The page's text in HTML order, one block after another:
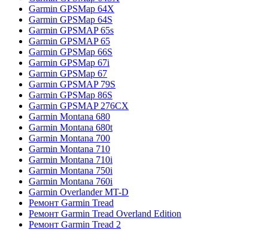
Garmin GPSMap 64X
Garmin GPSMap 64S
Garmin GPSMAP 65s
Garmin GPSMAP 65
Garmin GPSMap 66S
Garmin GPSMap 67i
Garmin GPSMap 67
Garmin GPSMAP 79S
Garmin GPSMap 86S
Garmin GPSMAP 276CX
Garmin Montana 680
Garmin Montana 680t
Garmin Montana 700
Garmin Montana 710
Garmin Montana 710i
Garmin Montana 750i
Garmin Montana 760i
Garmin Overlander MT-D
Ремонт Garmin Tread
Ремонт Garmin Tread Overland Edition
Ремонт Garmin Tread 2